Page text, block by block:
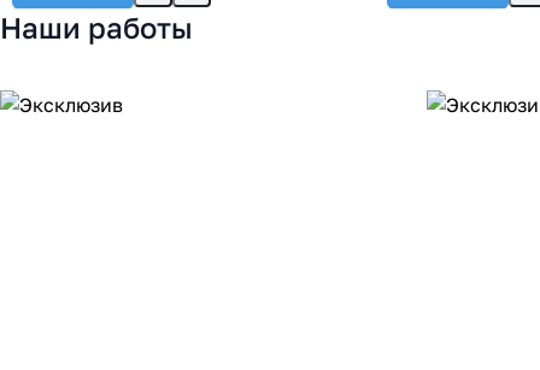
Наши работы